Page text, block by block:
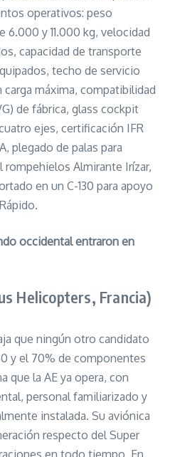
operativos: peso
y 11.000 kg, velocidad
capacidad de transporte
techo de servicio
máxima, compatibilidad
de fábrica, glass cockpit
ejes, certificación IFR
plegado de palas para
rompehielos Almirante Irízar,
en un C-130 para apoyo
occidental entraron en
Helicopters, Francia)
que ningún otro candidato
y el 70% de componentes
que la AE ya opera, con
personal familiarizado y
instalada. Su aviónica
respecto del Super
en todo tiempo. En